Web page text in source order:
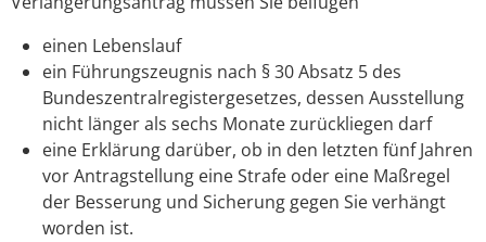
einen Lebenslauf
ein Führungszeugnis nach § 30 Absatz 5 des
Bundeszentralregistergesetzes, dessen Ausstellung
nicht länger als sechs Monate zurückliegen darf
eine Erklärung darüber, ob in den letzten fünf Jahren
vor Antragstellung eine Strafe oder eine Maßregel
der Besserung und Sicherung gegen Sie verhängt
worden ist.